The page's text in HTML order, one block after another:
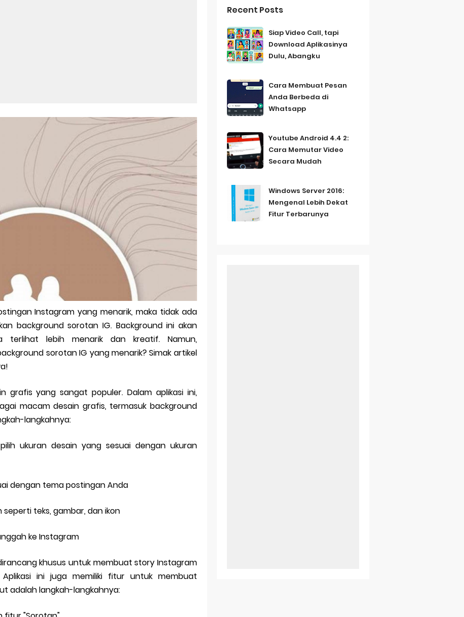
Windows 10: Solusi Terbaik Untuk Kebutuhan Komputasi Anda
Pemersatu Bangsa
Universal: Solusi Praktis Untuk Kendaraan Anda
Wa: Cara Mudah Membuat Dan Menyimpan Foto Grup Whatsapp
Windows 10
Panggilan Di Ig
Android: Apa Itu Dan Bagaimana Cara Menggunakannya
Pasangan: Cara Terbaik Untuk Menjaga Hubungan
Ig Dengan Mudah
Android: Solusi Praktis Untuk Pecinta Togel
Call, tapi Download Aplikasinya Dulu, Abangku
Instagram yang menarik, maka tidak ada
background sorotan IG. Background ini akan
terlihat lebih menarik dan kreatif. Namun,
sorotan IG yang menarik? Simak artikel
grafis yang sangat populer. Dalam aplikasi ini,
macam desain grafis, termasuk background
langkahnya:
ukuran desain yang sesuai dengan ukuran
dengan tema postingan Anda
teks, gambar, dan ikon
ke Instagram
khusus untuk membuat story Instagram
ini juga memiliki fitur untuk membuat
adalah langkah-langkahnya:
Recent Posts
Siap Video Call, tapi
Download Aplikasinya
Dulu, Abangku
Cara Membuat Pesan
Anda Berbeda di
Whatsapp
Youtube Android 4.4 2:
Cara Memutar Video
Secara Mudah
Windows Server 2016:
Mengenal Lebih Dekat
Fitur Terbarunya